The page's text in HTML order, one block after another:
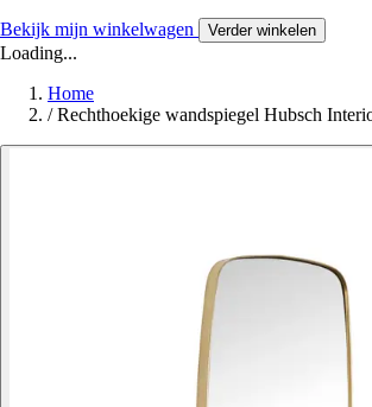
Bekijk mijn winkelwagen Verder winkelen
Loading...
Home
/ Rechthoekige wandspiegel Hubsch